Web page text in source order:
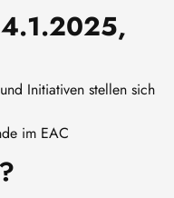
Initiativen stellen sich
im EAC